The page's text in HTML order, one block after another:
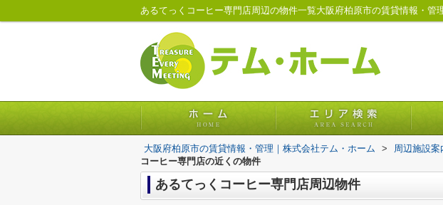
あるてっくコーヒー専門店周辺の物件一覧大阪府柏原市の賃貸情報・管
大阪府柏原市の賃貸情報・管理｜株式会社テム・ホーム > 周辺施設案
コーヒー専門店の近くの物件
あるてっくコーヒー専門店周辺物件